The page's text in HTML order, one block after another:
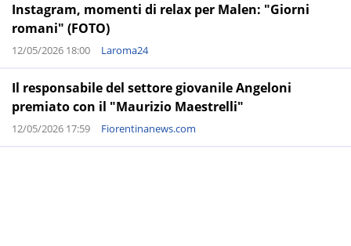
Instagram, momenti di relax per Malen: "Giorni
romani" (FOTO)
12/05/2026 18:00 Laroma24
Il responsabile del settore giovanile Angeloni
premiato con il "Maurizio Maestrelli"
12/05/2026 17:59 Fiorentinanews.com